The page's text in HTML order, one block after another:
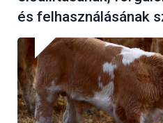
és felhasználásának